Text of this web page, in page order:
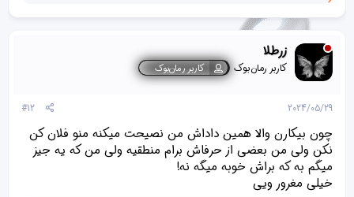
ک
ن
ش‌
ا
[
پ
س
د
ه
ا
]
:
زرطلا
کاربر رمان‌بوک کاربر رمان‌بوک
2024/05/29
#12
چون بیکارن والا همین داداش من نصیحت میکنه منو فلان کن
نکن ولی من بعضی از حرفاش برام منطقیه ولی من که یه جیز
میگم به که براش خوبه میگه نه!
خیلی مغرور ویی